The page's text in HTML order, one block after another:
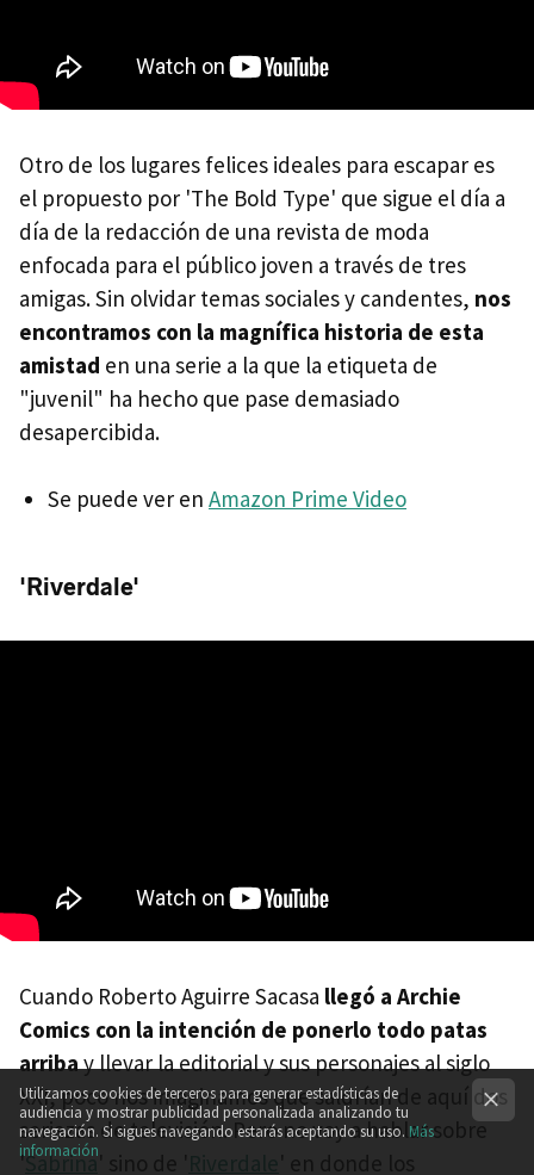
Otro de los lugares felices ideales para escapar es
el propuesto por 'The Bold Type' que sigue el día a
día de la redacción de una revista de moda
enfocada para el público joven a través de tres
amigas. Sin olvidar temas sociales y candentes, nos
encontramos con la magnífica historia de esta
amistad en una serie a la que la etiqueta de
"juvenil" ha hecho que pase demasiado
desapercibida.
Se puede ver en Amazon Prime Video
'Riverdale'
Cuando Roberto Aguirre Sacasa llegó a Archie
Comics con la intención de ponerlo todo patas
arribay llevar la editorial y sus personajes al siglo
XXI, poco nos imaginamos que saldrían de aquí dos
seriazas de televisión. Pero no voy a hablar sobre
'Sabrina' sino de ' ' en donde los
Utilizamos cookies de terceros para generar estadísticas de
audiencia y mostrar publicidad personalizada analizando tu
navegación. Si sigues navegando estarás aceptando su uso. Más
información